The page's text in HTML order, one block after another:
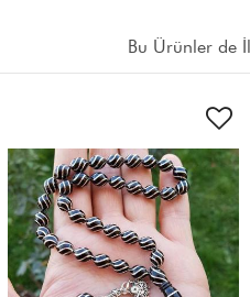
Bu Ürünler de